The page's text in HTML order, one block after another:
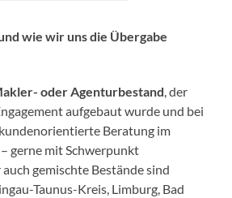
wie wir uns die Übergabe
oder Agenturbestand, der
aufgebaut wurde und bei
Beratung im
gerne mit Schwerpunkt
gemischte Bestände sind
Taunus-Kreis, Limburg, Bad